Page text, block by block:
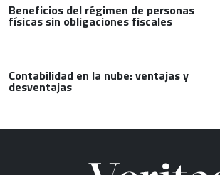
Beneficios del régimen de personas
físicas sin obligaciones fiscales
Contabilidad en la nube: ventajas y
desventajas